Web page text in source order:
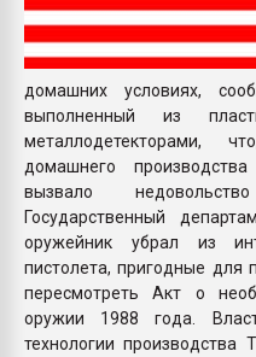
домашних условиях,
выполненный из
металлодетекторами,
домашнего
вызвало
Государственный
оружейник убрал из
пистолета, пригодные для
пересмотреть Акт о
оружии 1988 года.
технологии